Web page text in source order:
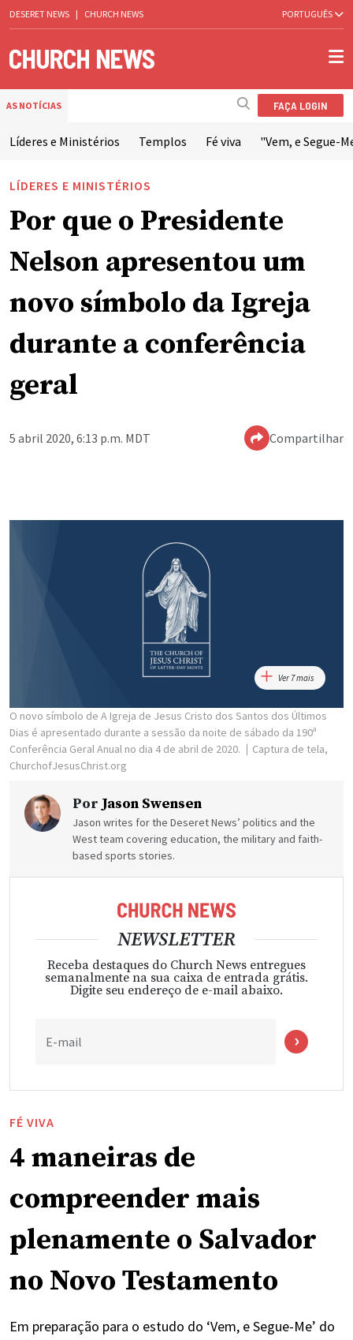
DESERET NEWS | CHURCH NEWS PORTUGUÊS
AS NOTÍCIAS FAÇA LOGIN
Líderes e Ministérios Templos Fé viva "Vem, e Segue-
LÍDERES E MINISTÉRIOS
Por que o Presidente
Nelson apresentou um
novo símbolo da Igreja
durante a conferência
geral
5 abril 2020, 6:13 p.m. MDT Compartilhar
Ver 7 mais
O novo símbolo de A Igreja de Jesus Cristo dos Santos dos Últimos
Dias é apresentado durante a sessão da noite de sábado da 190ª
Conferência Geral Anual no dia 4 de abril de 2020.
Captura de tela,
ChurchofJesusChrist.org
Por Jason Swensen
Jason writes for the Deseret News’ politics and the
West team covering education, the military and faith-
based sports stories.
NEWSLETTER
Receba destaques do Church News entregues
semanalmente na sua caixa de entrada grátis.
Digite seu endereço de e-mail abaixo.
E-mail
FÉ VIVA
4 maneiras de
compreender mais
plenamente o Salvador
no Novo Testamento
Em preparação para o estudo do ‘Vem, e Segue-Me’ do